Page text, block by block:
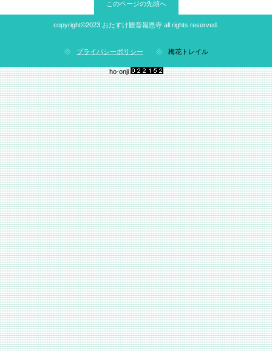
このページの先頭へ
copyright©2023 おたすけ観音報恩寺 all rights reserved.
プライバシーポリシー 梅花トレイル
ho-onji